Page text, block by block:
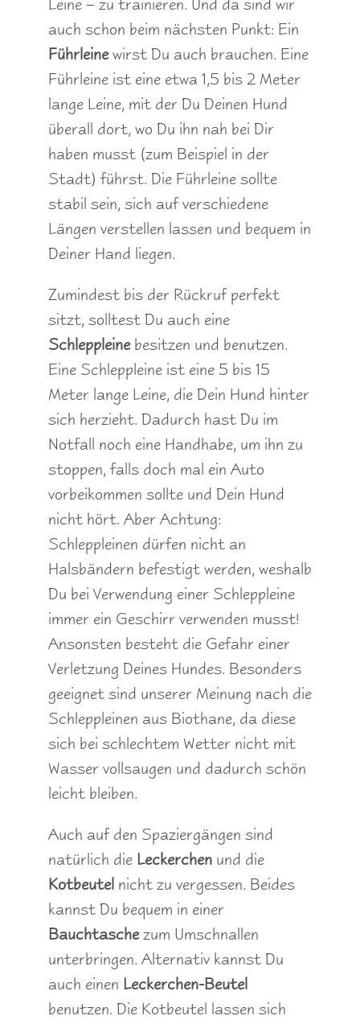
auch schon beim nächsten Punkt: Ein
Führleinewirst Du auch brauchen. Eine
Führleine ist eine etwa 1,5 bis 2 Meter
lange Leine, mit der Du Deinen Hund
überall dort, wo Du ihn nah bei Dir
haben musst (zum Beispiel in der
Stadt) führst. Die Führleine sollte
stabil sein, sich auf verschiedene
Längen verstellen lassen und bequem in
Deiner Hand liegen.
Zumindest bis der Rückruf perfekt
sitzt, solltest Du auch eine
Schleppleinebesitzen und benutzen.
Eine Schleppleine ist eine 5 bis 15
Meter lange Leine, die Dein Hund hinter
sich herzieht. Dadurch hast Du im
Notfall noch eine Handhabe, um ihn zu
stoppen, falls doch mal ein Auto
vorbeikommen sollte und Dein Hund
nicht hört. Aber Achtung:
Schleppleinen dürfen nicht an
Halsbändern befestigt werden, weshalb
Du bei Verwendung einer Schleppleine
immer ein Geschirr verwenden musst!
Ansonsten besteht die Gefahr einer
Verletzung Deines Hundes. Besonders
geeignet sind unserer Meinung nach die
Schleppleinen aus Biothane, da diese
sich bei schlechtem Wetter nicht mit
Wasser vollsaugen und dadurch schön
leicht bleiben.
Auch auf den Spaziergängen sind
natürlich die Leckerchen und die
Kotbeutel nicht zu vergessen. Beides
kannst Du bequem in einer
Bauchtaschezum Umschnallen
unterbringen. Alternativ kannst Du
auch einen Leckerchen-Beutel
benutzen. Die Kotbeutel lassen sich